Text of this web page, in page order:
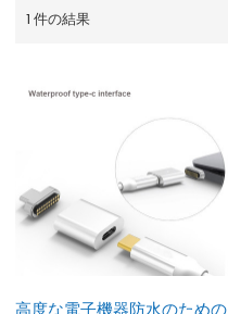
1 件の結果
高度な電子機器防水のための